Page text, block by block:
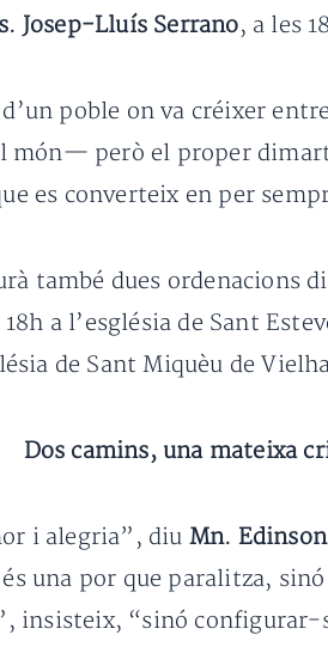
Josep-Lluís Serrano, a les
poble on va créixer
món— però el proper
es converteix en per
també dues ordenacions
a l’església de Sant
de Sant Miquèu de
Dos camins, una mateixa
i alegria”, diu Mn. Edinson
una por que paralitza,
insisteix, “sinó configurar-